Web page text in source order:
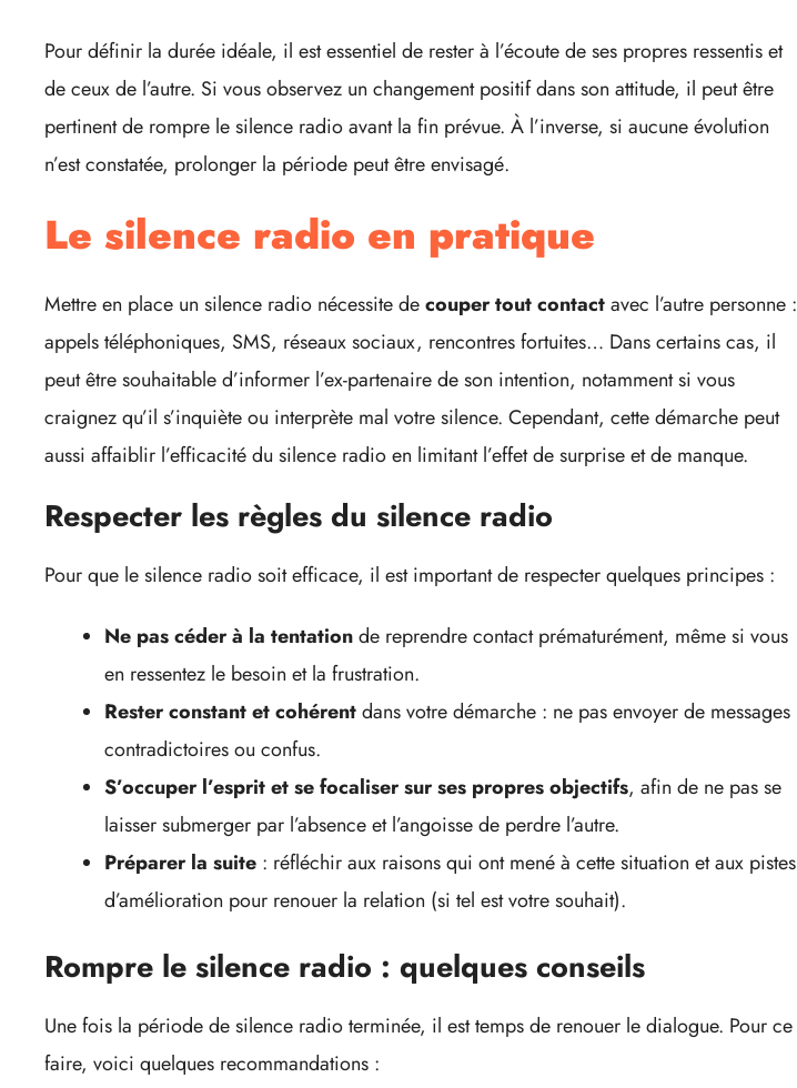
Pour définir la durée idéale, il est essentiel de rester à l’écoute de ses propres ressentis et
de ceux de l’autre. Si vous observez un changement positif dans son attitude, il peut être
pertinent de rompre le silence radio avant la fin prévue. À l’inverse, si aucune évolution
n’est constatée, prolonger la période peut être envisagé.
Le silence radio en pratique
Mettre en place un silence radio nécessite decouper tout contactavec l’autre personne :
appels téléphoniques, SMS, réseaux sociaux, rencontres fortuites… Dans certains cas, il
peut être souhaitable d’informer l’ex-partenaire de son intention, notamment si vous
craignez qu’il s’inquiète ou interprète mal votre silence. Cependant, cette démarche peut
aussi affaiblir l’efficacité du silence radio en limitant l’effet de surprise et de manque.
Respecter les règles du silence radio
Pour que le silence radio soit efficace, il est important de respecter quelques principes :
Ne pas céder à la tentationde reprendre contact prématurément, même si vous
en ressentez le besoin et la frustration.
Rester constant et cohérentdans votre démarche : ne pas envoyer de messages
contradictoires ou confus.
S’occuper l’esprit et se focaliser sur ses propres objectifs, afin de ne pas se
laisser submerger par l’absence et l’angoisse de perdre l’autre.
Préparer la suite : réfléchir aux raisons qui ont mené à cette situation et aux pistes
d’amélioration pour renouer la relation (si tel est votre souhait).
Rompre le silence radio : quelques conseils
Une fois la période de silence radio terminée, il est temps de renouer le dialogue. Pour ce
faire, voici quelques recommandations :